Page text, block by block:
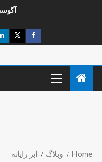
آگوست 7,
Home وبلاگ ابر رایانه